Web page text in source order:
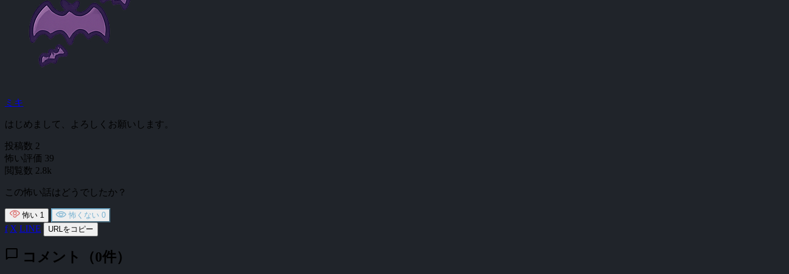
ミキ
はじめまして、よろしくお願いします。
投稿数 2
怖い評価 39
閲覧数 2.8k
この怖い話はどうでしたか？
怖い 1 怖くない 0
f X LINE URLをコピー
chat_bubble コメント（0件）